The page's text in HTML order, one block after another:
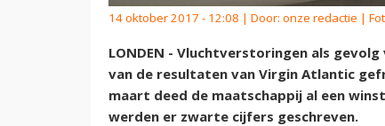
14 oktober 2017 - 12:08 | Door: onze redactie |
LONDEN - Vluchtverstoringen als
van de resultaten van Virgin Atlantic
maart deed de maatschappij al een
werden er zwarte cijfers geschreven.